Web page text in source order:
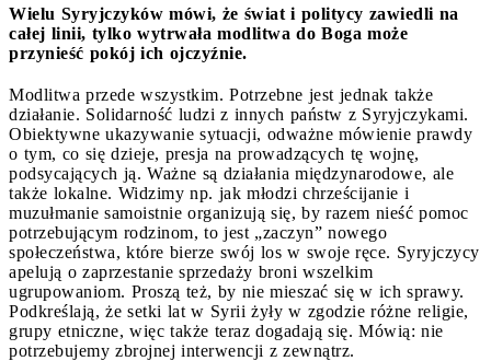
Wielu Syryjczyków mówi, że świat i politycy zawiedli na
całej linii, tylko wytrwała modlitwa do Boga może
przynieść pokój ich ojczyźnie.
Modlitwa przede wszystkim. Potrzebne jest jednak także
działanie. Solidarność ludzi z innych państw z Syryjczykami.
Obiektywne ukazywanie sytuacji, odważne mówienie prawdy
o tym, co się dzieje, presja na prowadzących tę wojnę,
podsycających ją. Ważne są działania międzynarodowe, ale
także lokalne. Widzimy np. jak młodzi chrześcijanie i
muzułmanie samoistnie organizują się, by razem nieść pomoc
potrzebującym rodzinom, to jest „zaczyn” nowego
społeczeństwa, które bierze swój los w swoje ręce. Syryjczycy
apelują o zaprzestanie sprzedaży broni wszelkim
ugrupowaniom. Proszą też, by nie mieszać się w ich sprawy.
Podkreślają, że setki lat w Syrii żyły w zgodzie różne religie,
grupy etniczne, więc także teraz dogadają się. Mówią: nie
potrzebujemy zbrojnej interwencji z zewnątrz.